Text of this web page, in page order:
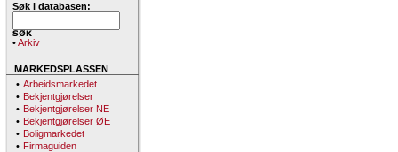
Søk i databasen:
•Arkiv
MARKEDSPLASSEN
• Arbeidsmarkedet
• Bekjentgjørelser
• Bekjentgjørelser NE
• Bekjentgjørelser ØE
• Boligmarkedet
• Firmaguiden